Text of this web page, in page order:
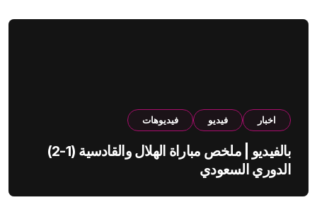
اخبار فيديو فيديوهات
بالفيديو | ملخص مباراة الهلال والقادسية (1-2)
الدوري السعودي